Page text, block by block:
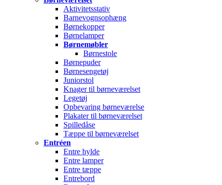
Aktivitetsstativ
Barnevognsophæng
Børnekopper
Børnelamper
Børnemøbler
Børnestole
Børnepuder
Børnesengetøj
Juniorstol
Knager til børneværelset
Legetøj
Opbevaring børneværelse
Plakater til børneværelset
Spilledåse
Tæppe til børneværelset
Entréen
Entre hylde
Entre lamper
Entre tæppe
Entrebord